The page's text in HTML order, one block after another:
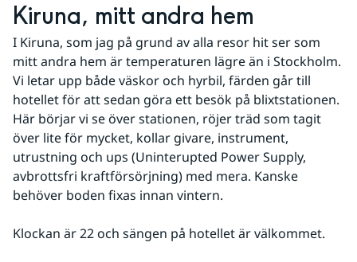
Kiruna, mitt andra hem
I Kiruna, som jag på grund av alla resor hit ser som
mitt andra hem är temperaturen lägre än i Stockholm.
Vi letar upp både väskor och hyrbil, färden går till
hotellet för att sedan göra ett besök på blixtstationen.
Här börjar vi se över stationen, röjer träd som tagit
över lite för mycket, kollar givare, instrument,
utrustning och ups (Uninterupted Power Supply,
avbrottsfri kraftförsörjning) med mera. Kanske
behöver boden fixas innan vintern.
Klockan är 22 och sängen på hotellet är välkommet.